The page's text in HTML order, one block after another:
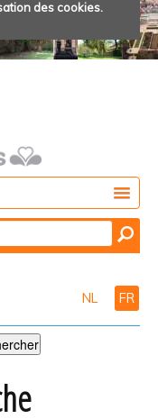
des cookies.
NL FR